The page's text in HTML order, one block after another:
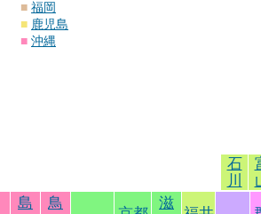
■ 福岡
■ 鹿児島
■ 沖縄
石
川
島 鳥 滋